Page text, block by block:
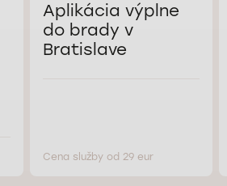
Aplikácia výplne
do brady v
Bratislave
Cena služby od 29 eur